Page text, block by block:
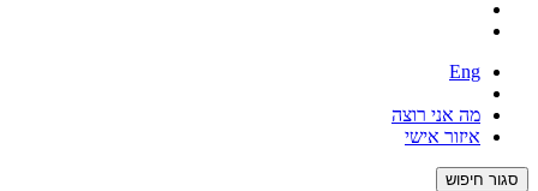
Eng
מה אני רוצה
איזור אישי
סגור חיפוש